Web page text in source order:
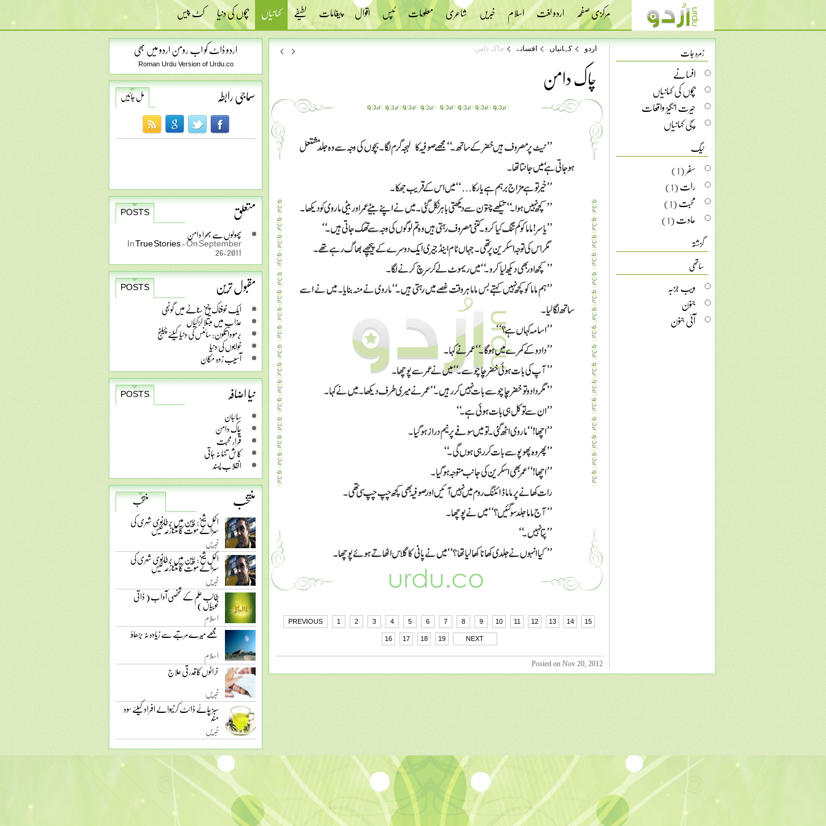
مرکزی صفحہ اردو لغت اسلام خبریں شاعری معلومات ٹپس اقوال پیغامات لطیفے کہانیاں بچوں کی دنیا کٹ پیس
اردو ڈاٹ کو اب رومن اردو میں بھی
Roman Urdu Version of Urdu.co
سماجی رابطہ مل جائیں
متعلق
POSTS
پھولوں سے بھرا دامن
InTrue Stories-On September
26, 2011
مقبول ترین
POSTS
ایک خوفناک چیخ سناٹے میں گونجی
عذاب میں مبتلا لڑکیاں
برمودا تکون: سائنس کی دنیا کیلئے چیلنج
خوابوں کی دنیا
آسیب زدہ مکان
نیا اضافہ
POSTS
سائبان
چاک دامن
قرار محبت
کاش تنہا نہ جاتی
انقلاب پسند
منتخب
منتخب
اکمل شیخ: چین میں برطانوی شہری کی
سزائے موت کا متنازعہ کیس
خبریں
اکمل شیخ: چین میں برطانوی شہری کی
سزائے موت کا متنازعہ کیس
خبریں
طالب علم کے شخصی آداب ( ذاتی
خوبیاں )
اسلام
مجھے میرے مرتبے سے زیادہ نہ بڑھاؤ
اسلام
خراٹوں کا قدرتی علاج
خبریں
سبز چائے ڈائٹ کرنیوالے افراد کیلئے سود
مند
خبریں
اردو کہانیاں افسانے چاک دامن
چاک دامن
PREVIOUS 1 2 3 4 5 6 7 8 9 10 11 12 13 14 15
16 17 18 19 NEXT
Posted on Nov 20, 2012
زمرہ جات
افسانے
بچوں کی کہانیاں
حیرت انگیز واقعات
سچی کہانیاں
ٹیگ
سفر(1)
رات(1)
محبت(1)
عادت(1)
گزشتہ
ساتھی
ویب جزبہ
جنون
آئی جنون